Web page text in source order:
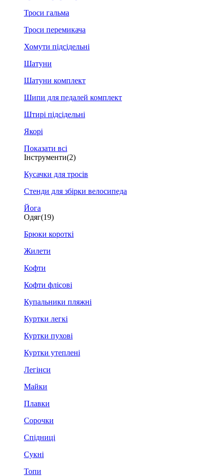
Троси гальма
Троси перемикача
Хомути підсідельні
Шатуни
Шатуни комплект
Шипи для педалей комплект
Штирі підсідельні
Якорі
Показати всі
Інструменти(2)
Кусачки для тросів
Стенди для збірки велосипеда
Йога
Одяг(19)
Брюки короткі
Жилети
Кофти
Кофти флісові
Купальники пляжні
Куртки легкі
Куртки пухові
Куртки утеплені
Легінси
Майки
Плавки
Сорочки
Спідниці
Сукні
Топи